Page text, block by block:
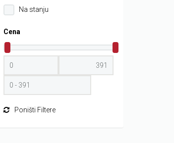
Na stanju
Cena
Poništi Filtere